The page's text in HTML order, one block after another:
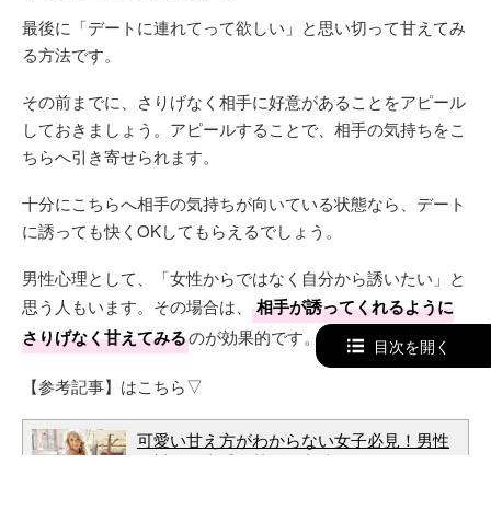
最後に「デートに連れてって欲しい」と思い切って甘えてみ
る方法です。
その前までに、さりげなく相手に好意があることをアピール
しておきましょう。アピールすることで、相手の気持ちをこ
ちらへ引き寄せられます。
十分にこちらへ相手の気持ちが向いている状態なら、デート
に誘っても快くOKしてもらえるでしょう。
男性心理として、「女性からではなく自分から誘いたい」と
思う人もいます。その場合は、
相手が誘ってくれるように
さりげなく甘えてみるのが効果的です。
【参考記事】はこちら▽
可愛い甘え方がわからない女子必見！男性
に対して上手に甘える方法とは？
目次を開く